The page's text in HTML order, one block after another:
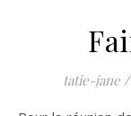
tatie-jane /